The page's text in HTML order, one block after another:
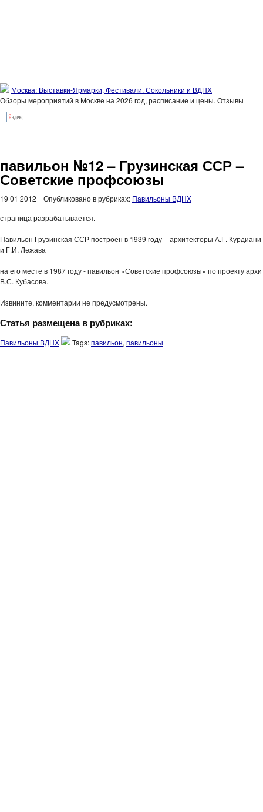
Москва: Выставки-Ярмарки, Фестивали. Сокольники и ВДНХ
Обзоры мероприятий в Москве на 2026 год, расписание и цены. Отзывы
павильон №12 – Грузинская ССР –
Советские профсоюзы
19 01 2012 | Опубликовано в рубриках: Павильоны ВДНХ
страница разрабатывается.
Павильон Грузинская ССР построен в 1939 году - архитекторы А.Г. Курдиани
и Г.И. Лежава
на его месте в 1987 году - павильон «Советские профсоюзы» по проекту
В.С. Кубасова.
Извините, комментарии не предусмотрены.
Статья размещена в рубриках:
Павильоны ВДНХ Tags:павильон, павильоны